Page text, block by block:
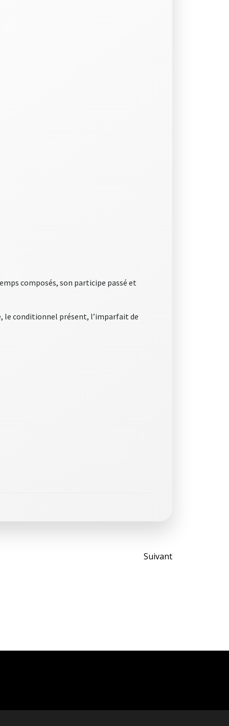
composés, son participe passé et
le conditionnel présent, l’imparfait de
Post
Suivant